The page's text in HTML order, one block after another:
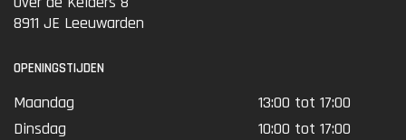
8911 JE Leeuwarden
OPENINGSTIJDEN
Maandag
13:00 tot 17:00
Dinsdag
10:00 tot 17:00